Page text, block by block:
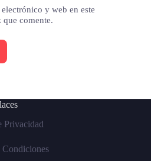
y web en este
comente.
Privacidad